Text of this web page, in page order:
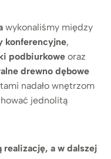
wykonaliśmy między
konferencyjne,
podbiurkowe oraz
drewno dębowe
nadało wnętrzom
jednolitą
realizację, a w dalszej